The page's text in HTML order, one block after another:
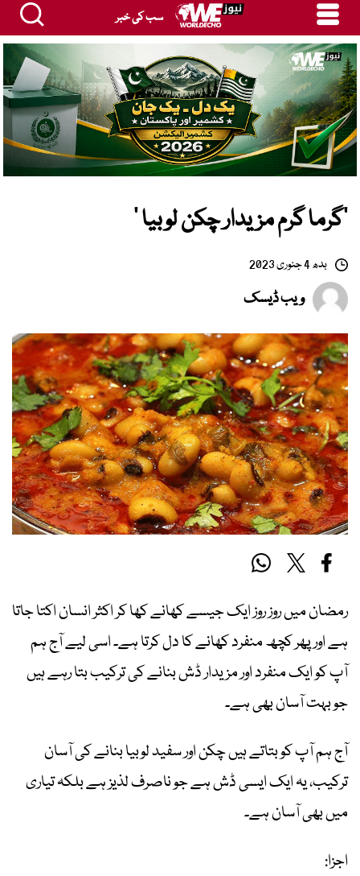
سب کی خبر
‘گرما گرم مزیدار چکن لوبیا ‘
بدھ 4 جنوری 2023
ویب ڈیسک
رمضان میں روز روز ایک جیسے کھانے کھا کر اکثر انسان اکتا جاتا
ہے اور پھر کچھ منفرد کھانے کا دل کرتا ہے۔ اسی لیے آج ہم
آپ کو ایک منفرد اور مزیدار ڈش بنانے کی ترکیب بتا رہے ہیں
جو بہت آسان بھی ہے۔
آج ہم آپ کو بتاتے ہیں چکن اور سفید لوبیا بنانے کی آسان
ترکیب، یہ ایک ایسی ڈش ہے جو ناصرف لذیز ہے بلکہ تیاری
میں بھی آسان ہے۔
اجزا: